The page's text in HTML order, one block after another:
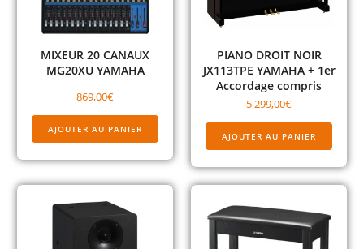
MIXEUR 20 CANAUX
MG20XU YAMAHA
869,00€
AJOUTER AU PANIER
PIANO DROIT NOIR
JX113TPE YAMAHA + 1er
Accordage compris
5 299,00€
AJOUTER AU PANIER